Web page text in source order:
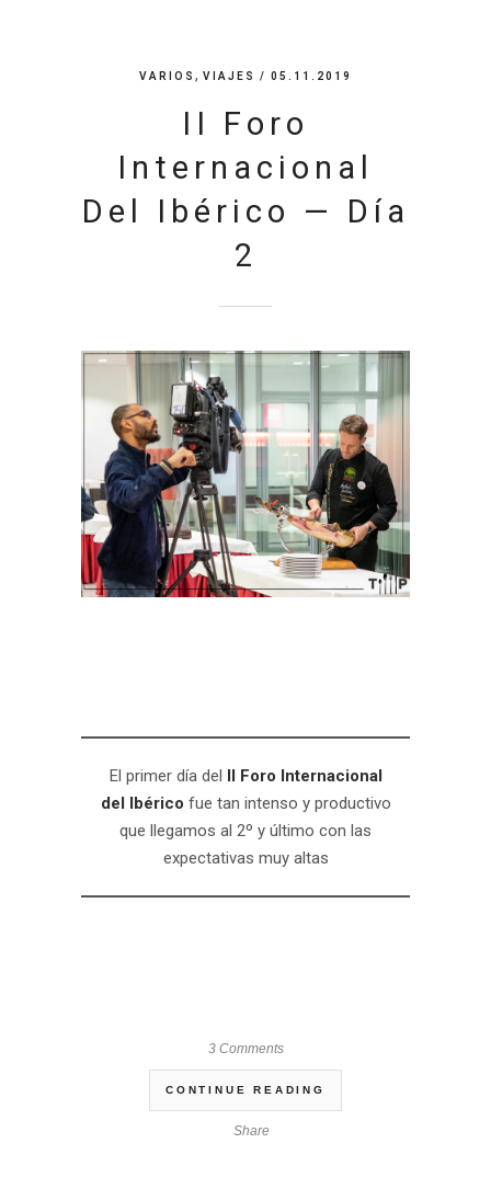
VARIOS , VIAJES / 05.11.2019
II Foro
Internacional
Del Ibérico — Día
2
El primer día del II Foro Internacional
del Ibérico fue tan intenso y productivo
que llegamos al 2º y último con las
expectativas muy altas
3 Comments
CONTINUE READING
Share